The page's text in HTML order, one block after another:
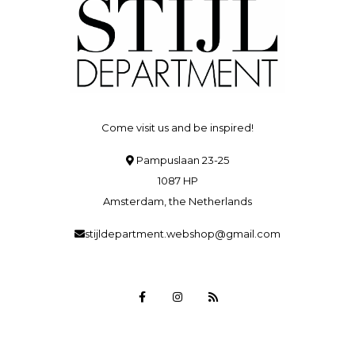
Come visit us and be inspired!
Pampuslaan 23-25
1087 HP
Amsterdam, the Netherlands
stijldepartment.webshop@gmail.com